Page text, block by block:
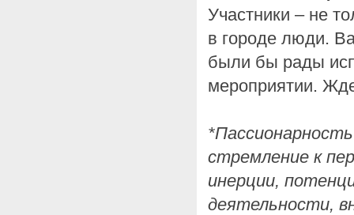
Участники – не
в городе люди.
были бы рады
мероприятии.
стремление к
инерции,
деятельности,